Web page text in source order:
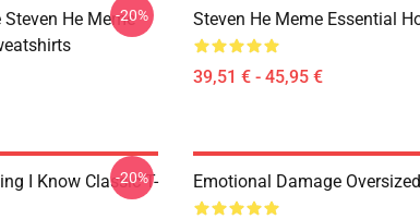
He Meme
-20% Steven He Meme Essential
39,51 € - 45,95 €
I Know Classic T-
-20% Emotional Damage